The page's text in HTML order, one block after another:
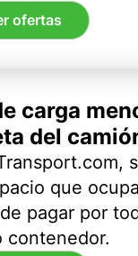
ofertas
carga
del
que
pagar por
contenedor.